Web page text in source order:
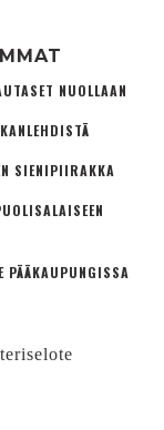
NUOLLAAN
SIENIPIIRAKKA
PÄÄKAUPUNGISSA